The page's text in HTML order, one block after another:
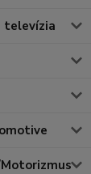
televízia